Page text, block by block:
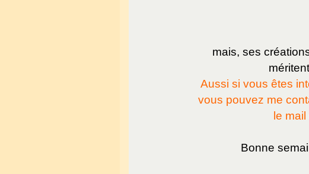
mais, ses
Aussi si vous êtes
vous pouvez me
le
Bonne